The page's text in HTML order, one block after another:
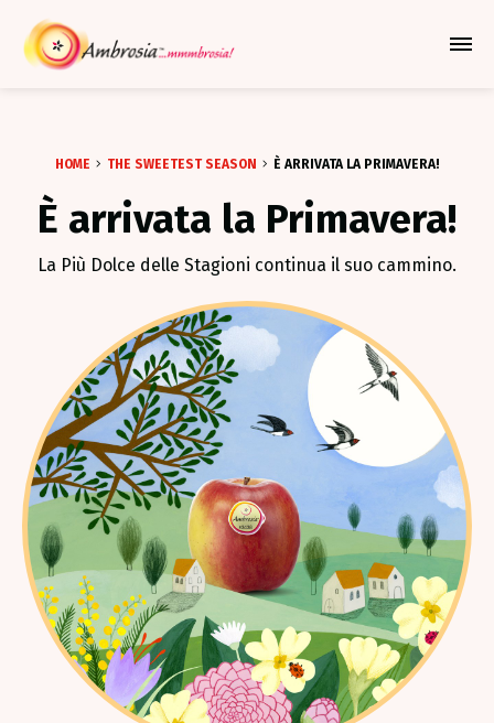
HOME THE SWEETEST SEASON È ARRIVATA LA PRIMAVERA!
È arrivata la Primavera!
La Più Dolce delle Stagioni continua il suo cammino.